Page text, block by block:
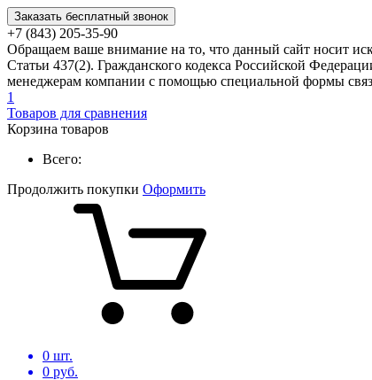
Заказать бесплатный звонок
+7 (843) 205-35-90
Обращаем ваше внимание на то, что данный сайт носит
Статьи 437(2). Гражданского кодекса Российской
менеджерам компании с помощью специальной формы
1
Товаров для сравнения
Корзина товаров
Всего:
Продолжить покупки Оформить
0 шт.
0 руб.